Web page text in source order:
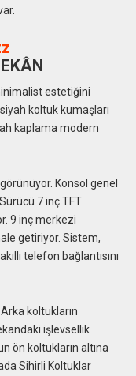
estetiğini
koltuk kumaşları
kaplama modern
Konsol genel
7 inç TFT
9 inç merkezi
getiriyor. Sistem,
telefon bağlantısını
koltukların
işlevsellik
ön koltukların altına
Sihirli Koltuklar